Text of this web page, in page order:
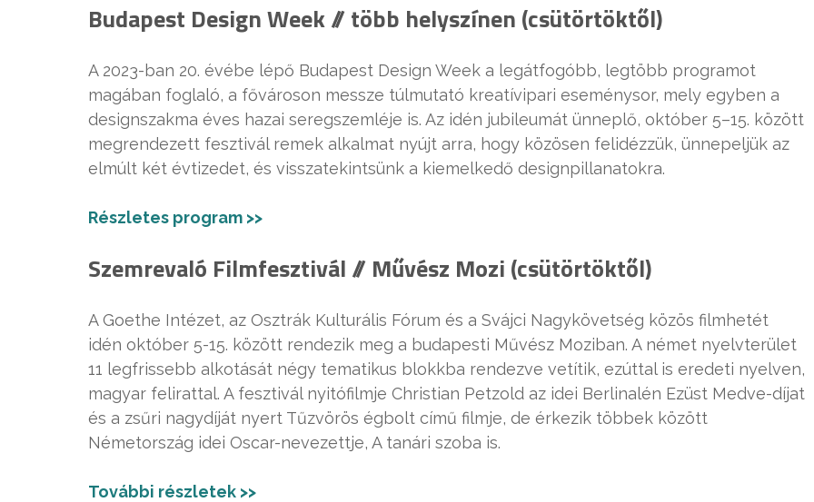
Budapest Design Week // több helyszínen (csütörtöktől)
A 2023-ban 20. évébe lépő Budapest Design Week a legátfogóbb, legtöbb programot
magában foglaló, a fővároson messze túlmutató kreatívipari eseménysor, mely egyben a
designszakma éves hazai seregszemléje is. Az idén jubileumát ünneplő, október 5–15. között
megrendezett fesztivál remek alkalmat nyújt arra, hogy közösen felidézzük, ünnepeljük az
elmúlt két évtizedet, és visszatekintsünk a kiemelkedő designpillanatokra.
Részletes program >>
Szemrevaló Filmfesztivál // Művész Mozi (csütörtöktől)
A Goethe Intézet, az Osztrák Kulturális Fórum és a Svájci Nagykövetség közös filmhetét
idén október 5-15. között rendezik meg a budapesti Művész Moziban. A német nyelvterület
11 legfrissebb alkotását négy tematikus blokkba rendezve vetítik, ezúttal is eredeti nyelven,
magyar felirattal. A fesztivál nyitófilmje Christian Petzold az idei Berlinalén Ezüst Medve-díjat
és a zsűri nagydíját nyert Tűzvörös égbolt című filmje, de érkezik többek között
Németország idei Oscar-nevezettje, A tanári szoba is.
További részletek >>